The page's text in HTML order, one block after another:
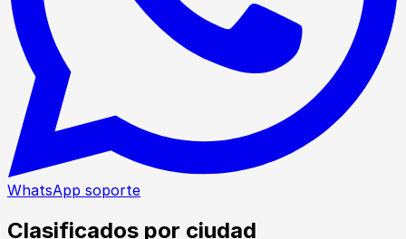
WhatsApp soporte
Clasificados por ciudad